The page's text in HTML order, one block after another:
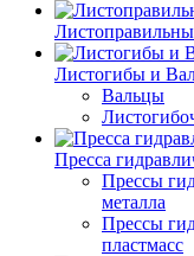
Листогибы и
Вальцы
Пресса
Прессы
металла
Прессы
пластмасс